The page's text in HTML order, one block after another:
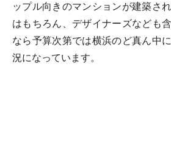
ップル向きのマンションが建築さ
はもちろん、デザイナーズなども
なら予算次第では横浜のど真ん中
況になっています。